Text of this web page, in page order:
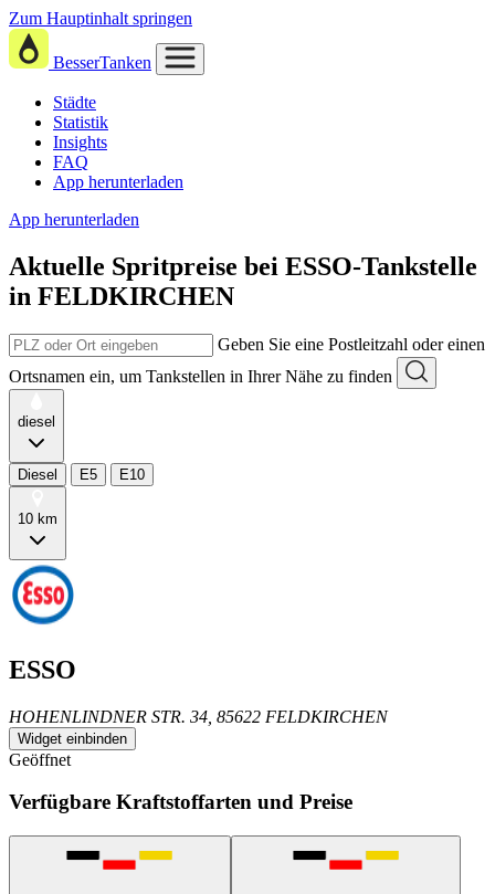
Zum Hauptinhalt springen
BesserTanken
Städte
Statistik
Insights
FAQ
App herunterladen
App herunterladen
Aktuelle Spritpreise bei ESSO-Tankstelle
in FELDKIRCHEN
Geben Sie eine Postleitzahl oder einen
Ortsnamen ein, um Tankstellen in Ihrer Nähe zu finden
diesel
Diesel E5 E10
10 km
ESSO
HOHENLINDNER STR. 34, 85622 FELDKIRCHEN
Widget einbinden
Geöffnet
Verfügbare Kraftstoffarten und Preise